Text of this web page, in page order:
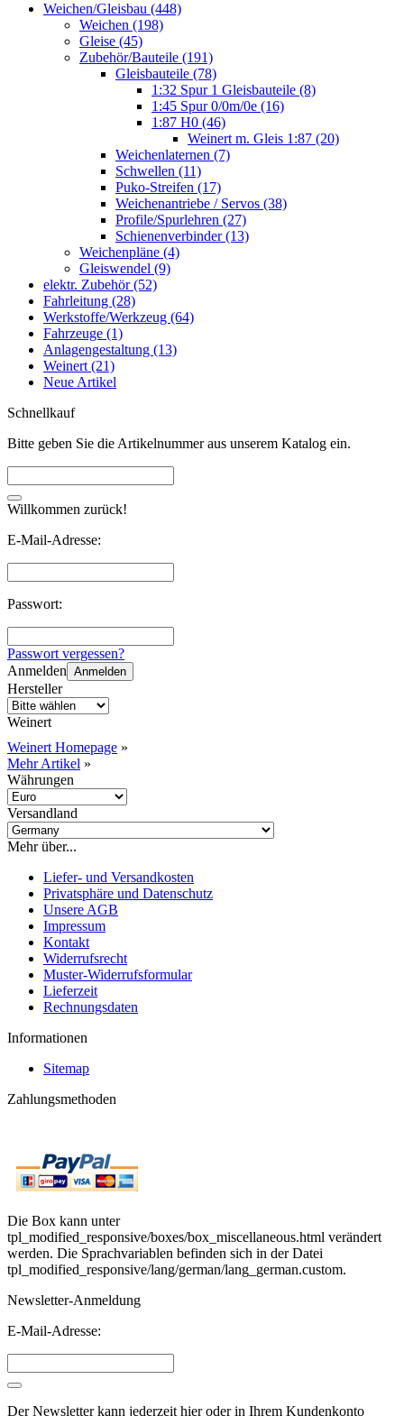
Weichen/Gleisbau (448)
Weichen (198)
Gleise (45)
Zubehör/Bauteile (191)
Gleisbauteile (78)
1:32 Spur 1 Gleisbauteile (8)
1:45 Spur 0/0m/0e (16)
1:87 H0 (46)
Weinert m. Gleis 1:87 (20)
Weichenlaternen (7)
Schwellen (11)
Puko-Streifen (17)
Weichenantriebe / Servos (38)
Profile/Spurlehren (27)
Schienenverbinder (13)
Weichenpläne (4)
Gleiswendel (9)
elektr. Zubehör (52)
Fahrleitung (28)
Werkstoffe/Werkzeug (64)
Fahrzeuge (1)
Anlagengestaltung (13)
Weinert (21)
Neue Artikel
Schnellkauf
Bitte geben Sie die Artikelnummer aus unserem Katalog ein.
Willkommen zurück!
E-Mail-Adresse:
Passwort:
Passwort vergessen?
Anmelden Anmelden
Hersteller
Weinert
Weinert Homepage »
Mehr Artikel »
Währungen
Versandland
Mehr über...
Liefer- und Versandkosten
Privatsphäre und Datenschutz
Unsere AGB
Impressum
Kontakt
Widerrufsrecht
Muster-Widerrufsformular
Lieferzeit
Rechnungsdaten
Informationen
Sitemap
Zahlungsmethoden
Die Box kann unter
tpl_modified_responsive/boxes/box_miscellaneous.html verändert
werden. Die Sprachvariablen befinden sich in der Datei
tpl_modified_responsive/lang/german/lang_german.custom.
Newsletter-Anmeldung
E-Mail-Adresse:
Der Newsletter kann jederzeit hier oder in Ihrem Kundenkonto